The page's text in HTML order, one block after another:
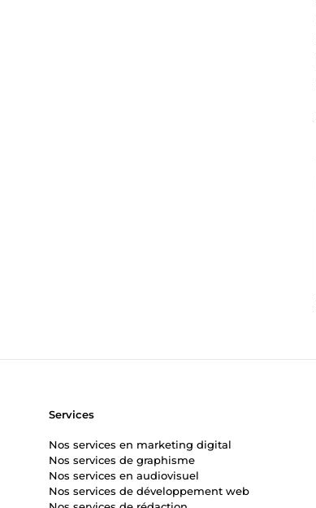
Services
Nos services en marketing digital
Nos services de graphisme
Nos services en audiovisuel
Nos services de développement web